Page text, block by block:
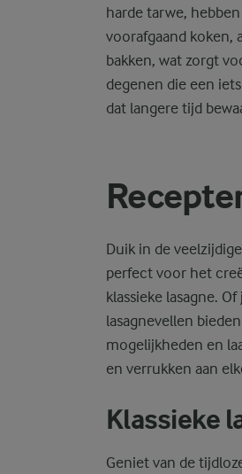
harde tarwe,
voorafgaand koken,
bakken, wat zorgt
degenen die een
dat langere tijd
Duik in de
perfect voor het
klassieke lasagne.
lasagnevellen
mogelijkheden en
en verrukken aan
Klassieke
Geniet van de